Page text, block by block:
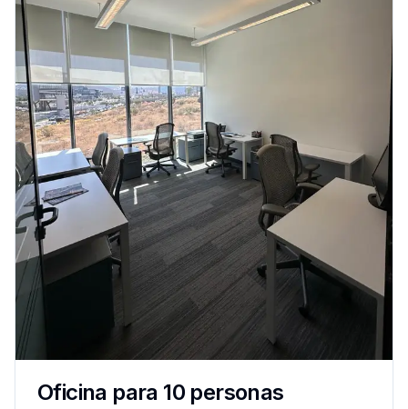
Oficina para 10 personas